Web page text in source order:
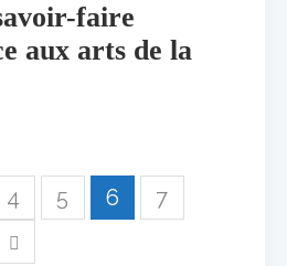
faire
aux arts de la
4 5 6
7